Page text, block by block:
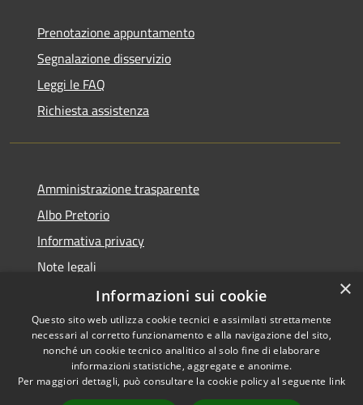
Prenotazione appuntamento
Segnalazione disservizio
Leggi le FAQ
Richiesta assistenza
Amministrazione trasparente
Albo Pretorio
Informativa privacy
Note legali
Dichiarazione di accessibilità
RSS
Accessibilità
Copyright © 2021 • Città
di San Benedetto Po •
×
Informazioni sui cookie
Questo sito web utilizza cookie tecnici e assimilati strettamente
necessari al corretto funzionamento e alla navigazione del sito,
nonché un cookie tecnico analitico al solo fine di elaborare
informazioni statistiche, aggregate e anonime.
Per maggiori dettagli, può consultare la cookie policy al seguente link